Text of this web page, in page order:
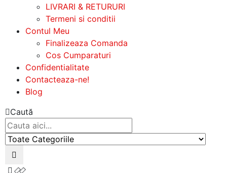
LIVRARI & RETURURI
Termeni si conditii
Contul Meu
Finalizeaza Comanda
Cos Cumparaturi
Confidentialitate
Contacteaza-ne!
Blog
Caută